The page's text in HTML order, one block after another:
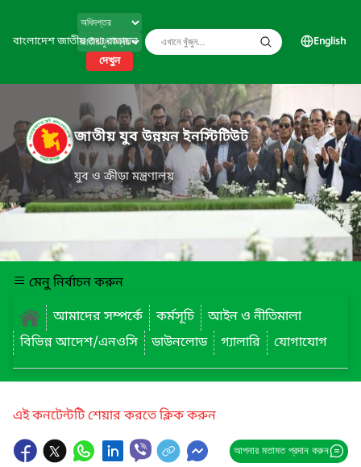
বাংলাদেশ জাতীয় তথ্য বাতায়ন
দেখুন
English
জাতীয় যুব উন্নয়ন ইনস্টিটিউট
যুব ও ক্রীড়া মন্ত্রণালয়
মেনু নির্বাচন করুন
আমাদের সম্পর্কে
কর্মসূচি
আইন ও নীতিমালা
বিভিন্ন আদেশ/এনওসি
ডাউনলোড গ্যালারি যোগাযোগ
এই কনটেন্টটি শেয়ার করতে ক্লিক করুন
আপনার মতামত প্রদান করুন